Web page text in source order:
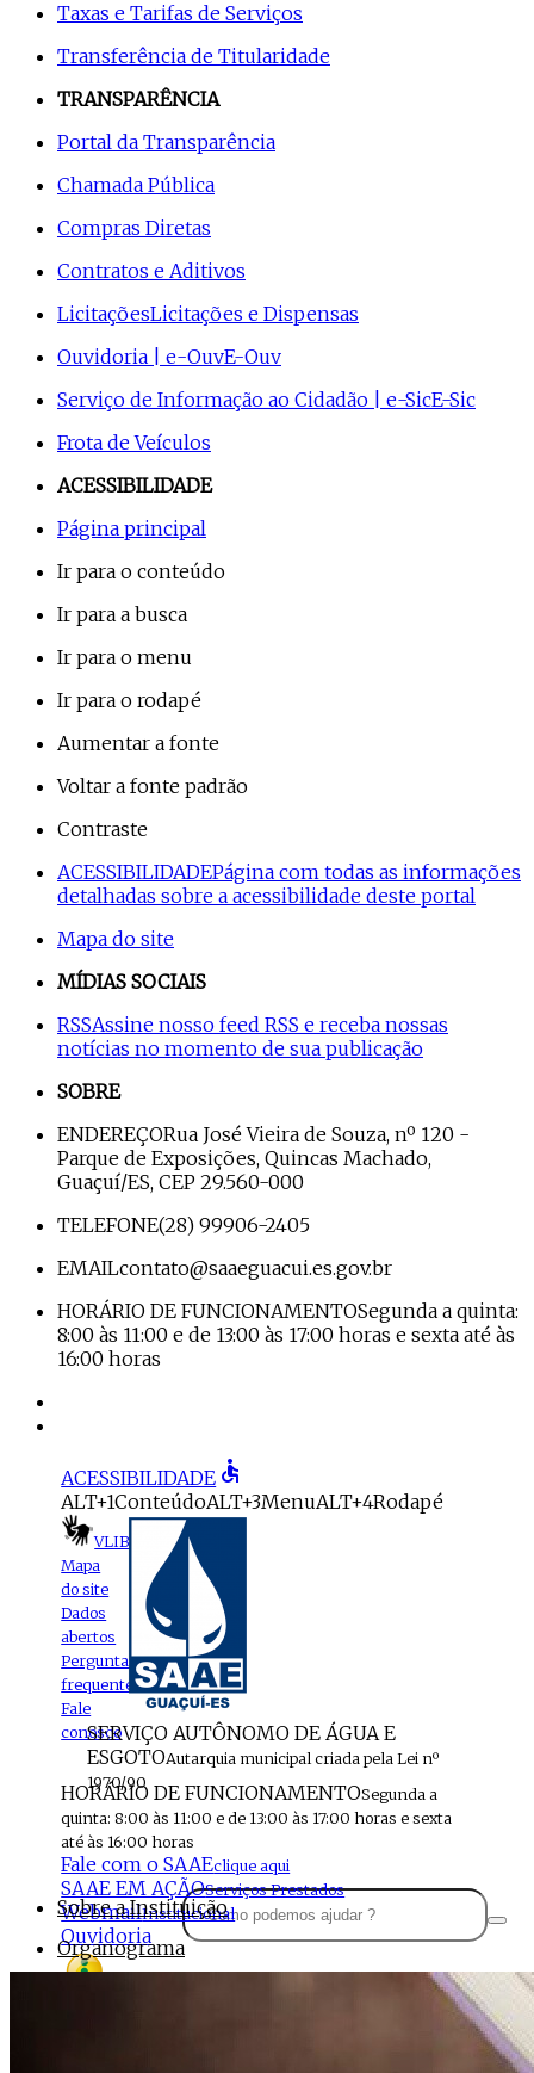
Taxas e Tarifas de Serviços
Transferência de Titularidade
TRANSPARÊNCIA
Portal da Transparência
Chamada Pública
Compras Diretas
Contratos e Aditivos
LicitaçõesLicitações e Dispensas
Ouvidoria | e-OuvE-Ouv
Serviço de Informação ao Cidadão | e-SicE-Sic
Frota de Veículos
ACESSIBILIDADE
Página principal
Ir para o conteúdo
Ir para a busca
Ir para o menu
Ir para o rodapé
Aumentar a fonte
Voltar a fonte padrão
Contraste
ACESSIBILIDADEPágina com todas as informações
detalhadas sobre a acessibilidade deste portal
Mapa do site
MÍDIAS SOCIAIS
RSSAssine nosso feed RSS e receba nossas
notícias no momento de sua publicação
SOBRE
ENDEREÇORua José Vieira de Souza, nº 120 -
Parque de Exposições, Quincas Machado,
Guaçuí/ES, CEP 29.560-000
TELEFONE(28) 99906-2405
EMAILcontato@saaeguacui.es.gov.br
HORÁRIO DE FUNCIONAMENTOSegunda a quinta:
8:00 às 11:00 e de 13:00 às 17:00 horas e sexta até às
16:00 horas
ACESSIBILIDADE accessible
ALT+1ConteúdoALT+3MenuALT+4Rodapé
VLIBRAS
Mapa
do site
Dados
abertos
Perguntas
frequentes
Fale
conosco
SERVIÇO AUTÔNOMO DE ÁGUA E
ESGOTOAutarquia municipal criada pela Lei nº
1970/90
HORÁRIO DE FUNCIONAMENTOSegunda a
quinta: 8:00 às 11:00 e de 13:00 às 17:00 horas e sexta
até às 16:00 horas
Fale com o SAAEclique aqui
SAAE EM AÇÃOServiços Prestados
WebmailInstitucional
Ouvidoria
Sobre a Instituição
Organograma